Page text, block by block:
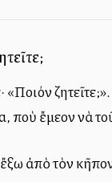
ζητεῖτε;».
ἔμελλον νὰ
ἀπὸ τὸν κῆπον